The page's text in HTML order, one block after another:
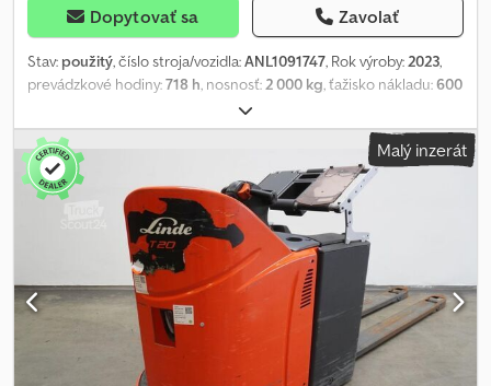
Dopytovať sa Zavolať
Stav: použitý, číslo stroja/vozidla:ANL1091747, Rok výroby: 2023,
prevádzkové hodiny:718 h , nosnosť: 2 000 kg , ťažisko nákladu:600
, napätie batérie:
vidlíc:560 mm, dĺžka vidlíc:2 000 mm, pohotovostná hmotnosť:
990 kg, celková dĺžka: 790 mm, palivo:
elektrina
, - Aquamatic na batériu - Vozidlový konektor REMA 160A
Crsdpfxjzgn Srj Adtef - Vertikálna výmena batérie - Menic napätia
- Ostatné, 560 - 2000 - 188 mm - Zadné svetlo: BlueSpot - Držiak s
písacou doskou - Kontrola prístupu: kľúčový spínač - Menic
napätia 24/12V - Bluespot vzadu - Písacia doska a odkladací
priestor - Pravostranné riadenie - LSP 0.6
Malý inzerát